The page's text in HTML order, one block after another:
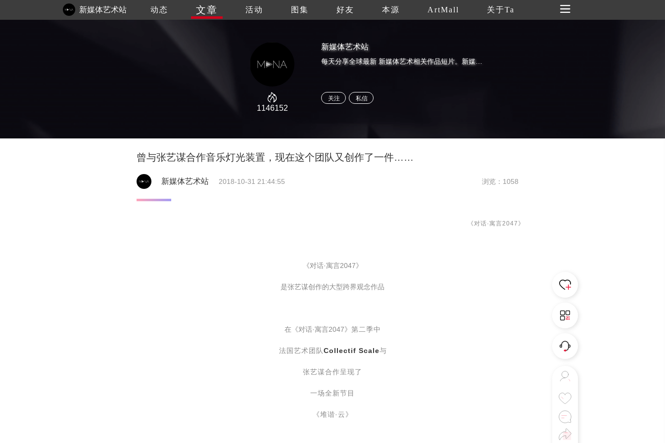
新媒体艺术站 动态 文章 活动 图集 好友 本源 ArtMall 关于Ta
1146152
新媒体艺术站
关注 私信
曾与张艺谋合作音乐灯光装置，现在这个团队又创作了一件……
新媒体艺术站 2018-10-31 21:44:55 浏览：1058
《对话·寓言2047》
《对话·寓言2047》
是张艺谋创作的大型跨界观念作品
在 《对话·寓言2047》 第二季中
法国艺术团队Collectif Scale与
张艺谋合作呈现了
一场全新节目
《堆谐·云》